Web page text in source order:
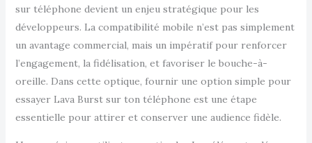
sur téléphone devient un enjeu stratégique pour les
développeurs. La compatibilité mobile n’est pas simplement
un avantage commercial, mais un impératif pour renforcer
l’engagement, la fidélisation, et favoriser le bouche-à-
oreille. Dans cette optique, fournir une option simple pour
essayer Lava Burst sur ton téléphone est une étape
essentielle pour attirer et conserver une audience fidèle.